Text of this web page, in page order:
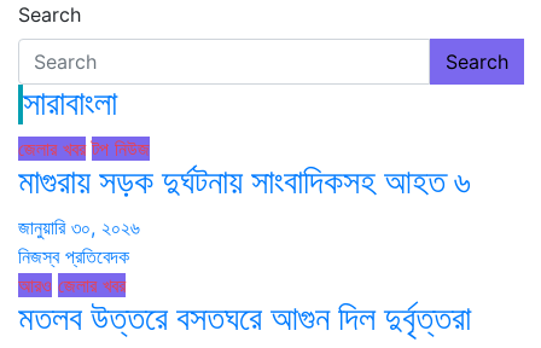
Search
Search
সারাবাংলা
জেলার খবর টপ নিউজ
মাগুরায় সড়ক দুর্ঘটনায় সাংবাদিকসহ আহত ৬
জানুয়ারি ৩০, ২০২৬
নিজস্ব প্রতিবেদক
আরও জেলার খবর
মতলব উত্তরে বসতঘরে আগুন দিল দুর্বৃত্তরা